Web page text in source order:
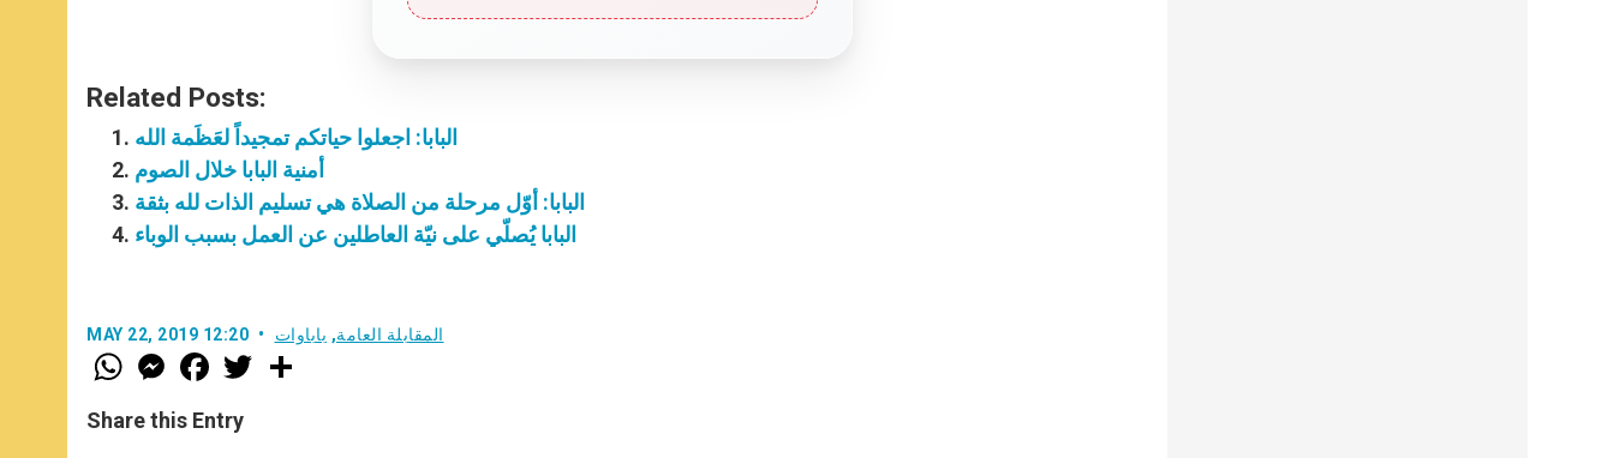
Related Posts:
البابا: اجعلوا حياتكم تمجيداً لعَظَمة الله
أمنية البابا خلال الصوم
البابا: أوّل مرحلة من الصلاة هي تسليم الذات لله بثقة
البابا يُصلّي على نيّة العاطلين عن العمل بسبب الوباء
MAY 22, 2019 12:20 المقابلة العامة, باباوات
W
h
t
s
M
e
s
e
F
a
e
b
w
Share this Entry